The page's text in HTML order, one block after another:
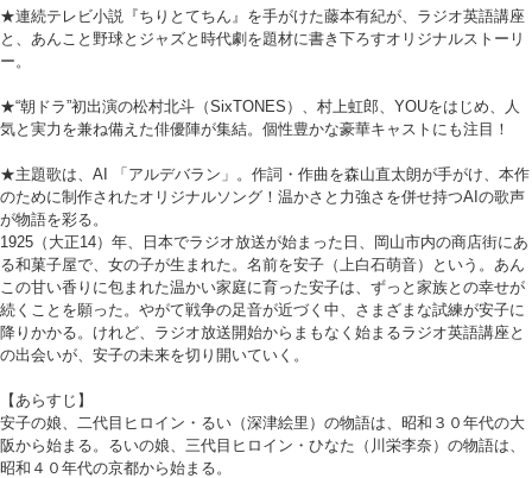
★連続テレビ小説『ちりとてちん』を手がけた藤本有紀が、ラジオ英語講座
と、あんこと野球とジャズと時代劇を題材に書き下ろすオリジナルストーリ
ー。
★“朝ドラ”初出演の松村北斗（SixTONES）、村上虹郎、YOUをはじめ、人
気と実力を兼ね備えた俳優陣が集結。個性豊かな豪華キャストにも注目！
★主題歌は、AI 「アルデバラン」。作詞・作曲を森山直太朗が手がけ、本作
のために制作されたオリジナルソング！温かさと力強さを併せ持つAIの歌声
が物語を彩る。
1925（大正14）年、日本でラジオ放送が始まった日、岡山市内の商店街にあ
る和菓子屋で、女の子が生まれた。名前を安子（上白石萌音）という。あん
この甘い香りに包まれた温かい家庭に育った安子は、ずっと家族との幸せが
続くことを願った。やがて戦争の足音が近づく中、さまざまな試練が安子に
降りかかる。けれど、ラジオ放送開始からまもなく始まるラジオ英語講座と
の出会いが、安子の未来を切り開いていく。
【あらすじ】
安子の娘、二代目ヒロイン・るい（深津絵里）の物語は、昭和３０年代の大
阪から始まる。るいの娘、三代目ヒロイン・ひなた（川栄李奈）の物語は、
昭和４０年代の京都から始まる。